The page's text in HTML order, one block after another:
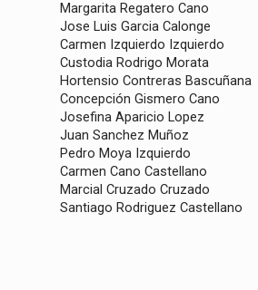
Margarita Regatero Cano
Jose Luis Garcia Calonge
Carmen Izquierdo Izquierdo
Custodia Rodrigo Morata
Hortensio Contreras Bascuñana
Concepción Gismero Cano
Josefina Aparicio Lopez
Juan Sanchez Muñoz
Pedro Moya Izquierdo
Carmen Cano Castellano
Marcial Cruzado Cruzado
Santiago Rodriguez Castellano